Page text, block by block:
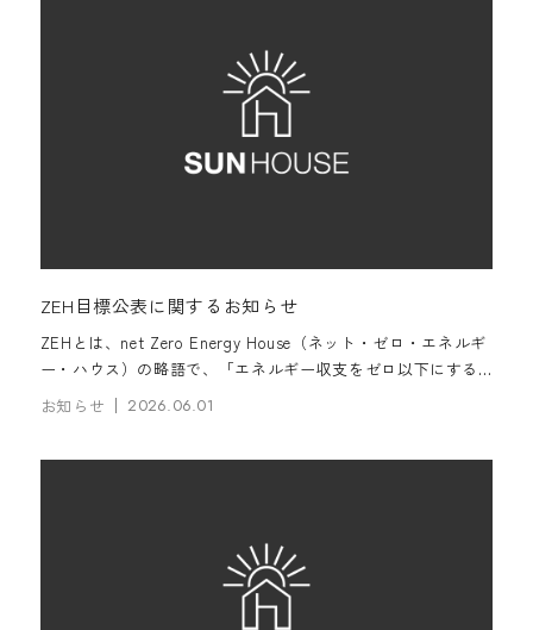
ZEH目標公表に関するお知らせ
ZEHとは、net Zero Energy House（ネット・ゼロ・エネルギ
ー・ハウス）の略語で、「エネルギー収支をゼロ以下にする
家」という意味になります。つまり、家庭で使用するエネル
ギーと、太陽光...
お知らせ 2026.06.01